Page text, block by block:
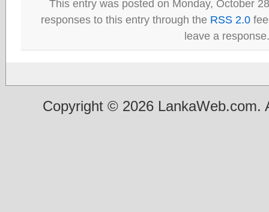
This entry was posted on Monday, October
responses to this entry through the RSS 2.0
leave a response.
Copyright © 2026 LankaWeb.com.